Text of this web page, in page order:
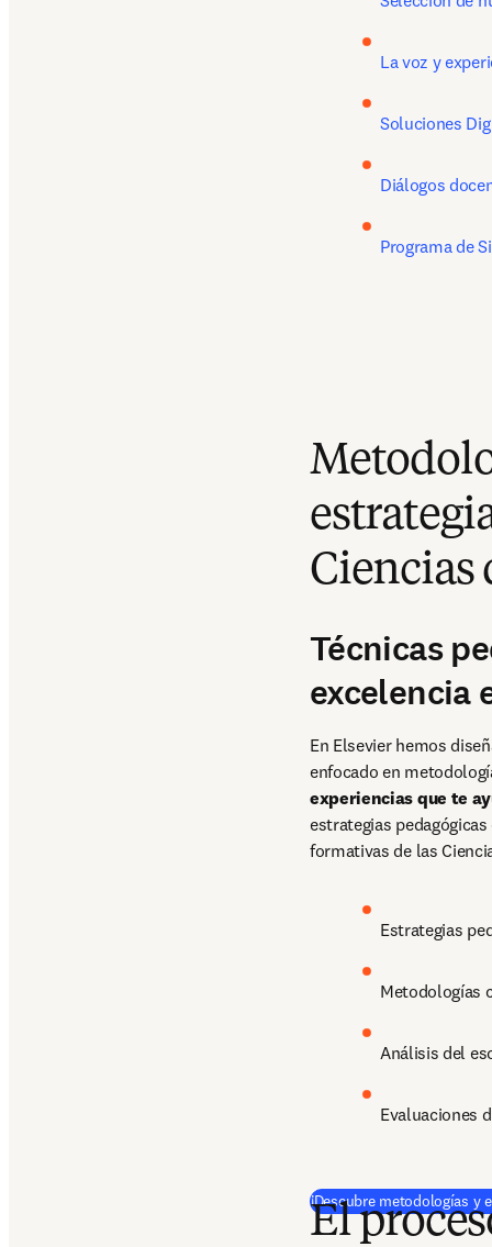
La voz y
Soluciones
Diálogos
Programa de
Ciencias
Técnicas
excelencia
En Elsevier hemos
enfocado en
experiencias que te
estrategias
formativas de las
Estrategias
Metodologías
Análisis del
Evaluaciones
¡Descubre metodologías y
El